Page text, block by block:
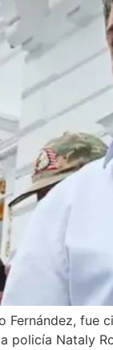
Fernández, fue
policía Nataly